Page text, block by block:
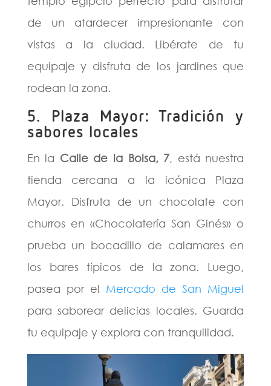
de un atardecer impresionante con
vistas a la ciudad. Libérate de tu
equipaje y disfruta de los jardines que
rodean la zona.
5. Plaza Mayor: Tradición y
sabores locales
En la Calle de la Bolsa, 7, está nuestra
tienda cercana a la icónica Plaza
Mayor. Disfruta de un chocolate con
churros en «Chocolatería San Ginés» o
prueba un bocadillo de calamares en
los bares típicos de la zona. Luego,
pasea por el Mercado de San Miguel
para saborear delicias locales. Guarda
tu equipaje y explora con tranquilidad.